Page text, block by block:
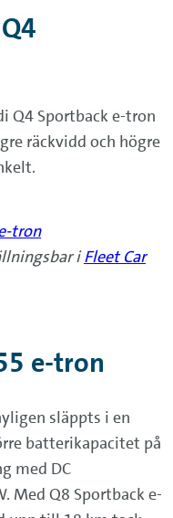
Q4 Sportback e-tron
räckvidd och högre
tron
iFleet Car
e-tron
släppts i en
batterikapacitet på
med DC
Med Q8 Sportback e-